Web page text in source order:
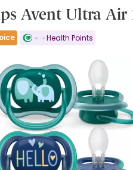
Avent Ultra Air
Health Points